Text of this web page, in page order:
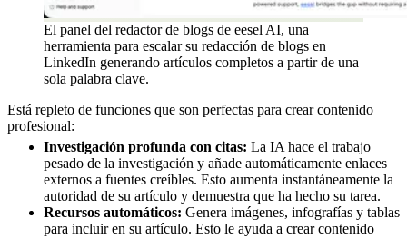
El panel del redactor de blogs de eesel AI, una
herramienta para escalar su redacción de blogs en
LinkedIn generando artículos completos a partir de una
sola palabra clave.
Está repleto de funciones que son perfectas para crear contenido
profesional:
Investigación profunda con citas: La IA hace el trabajo
pesado de la investigación y añade automáticamente enlaces
externos a fuentes creíbles. Esto aumenta instantáneamente la
autoridad de su artículo y demuestra que ha hecho su tarea.
Recursos automáticos: Genera imágenes, infografías y tablas
para incluir en su artículo. Esto le ayuda a crear contenido